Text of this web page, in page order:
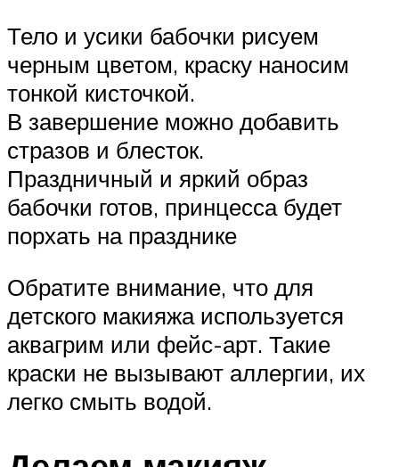
Тело и усики бабочки рисуем
черным цветом, краску наносим
тонкой кисточкой.
В завершение можно добавить
стразов и блесток.
Праздничный и яркий образ
бабочки готов, принцесса будет
порхать на празднике
Обратите внимание, что для
детского макияжа используется
аквагрим или фейс-арт. Такие
краски не вызывают аллергии, их
легко смыть водой.